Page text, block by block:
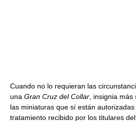
Cuando no lo requieran las
una Gran Cruz del Collar , insignia
las miniaturas que sí están
tratamiento recibido por los titulares del